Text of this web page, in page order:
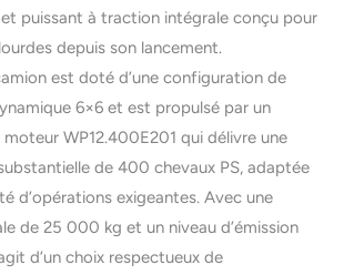
puissant à traction intégrale conçu pour
depuis son lancement.
est doté d’une configuration de
6×6 et est propulsé par un
WP12.400E201 qui délivre une
de 400 chevaux PS, adaptée
d’opérations exigeantes. Avec une
de 25 000 kg et un niveau d’émission
d’un choix respectueux de